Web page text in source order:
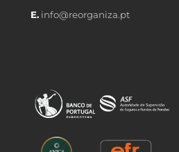
E. info@reorganiza.pt